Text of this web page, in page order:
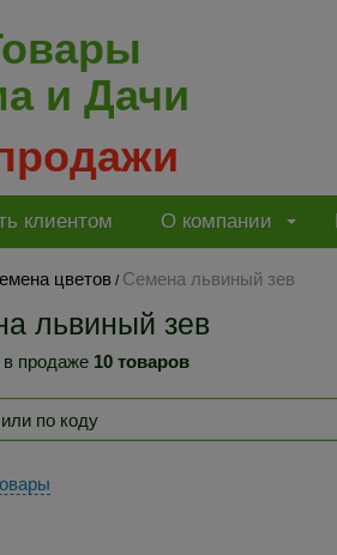
и Дачи
клиентом О компании
цветов / Семена львиный зев
львиный зев
продаже 10 товаров